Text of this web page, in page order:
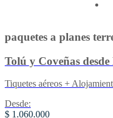
paquetes a planes
Tolú y Coveñas
Tiquetes aéreos +
Desde:
$ 1.060.000